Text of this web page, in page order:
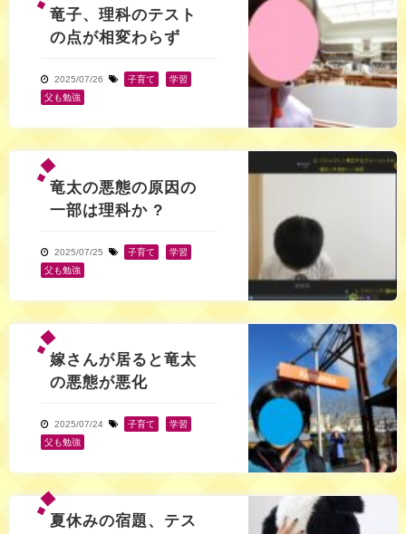
竜子、理科のテスト
の点が相変わらず
2025/07/26 子育て 学習
父も勉強
竜太の悪態の原因の
一部は理科か ?
2025/07/25 子育て 学習
父も勉強
嫁さんが居ると竜太
の悪態が悪化
2025/07/24 子育て 学習
父も勉強
夏休みの宿題、テス